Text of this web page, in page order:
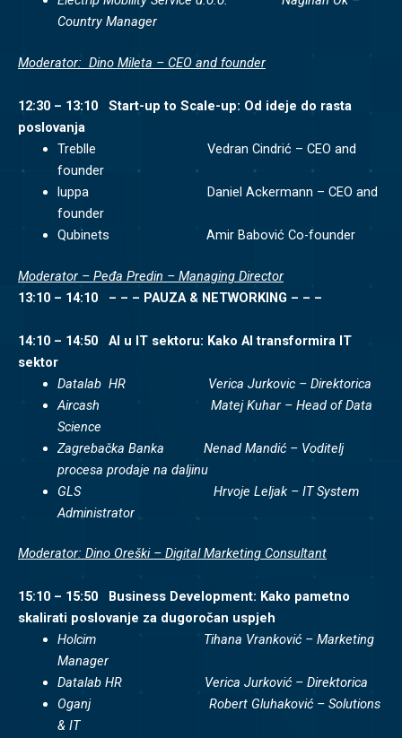
Country Manager
Moderator: Dino Mileta – CEO and founder
12:30 – 13:10 Start-up to Scale-up: Od ideje do rasta
poslovanja
Treblle Vedran Cindrić – CEO and
founder
luppa Daniel Ackermann – CEO and
founder
Qubinets Amir Babović Co-founder
Moderator – Peđa Predin – Managing Director
13:10 – 14:10 – – – PAUZA & NETWORKING – – –
14:10 – 14:50 AI u IT sektoru: Kako AI transformira IT
sektor
Datalab HR Verica Jurkovic – Direktorica
Aircash Matej Kuhar – Head of Data
Science
Zagrebačka Banka Nenad Mandić – Voditelj
procesa prodaje na daljinu
GLS Hrvoje Leljak – IT System
Administrator
Moderator: Dino Oreški – Digital Marketing Consultant
15:10 – 15:50 Business Development: Kako pametno
skalirati poslovanje za dugoročan uspjeh
Holcim Tihana Vranković – Marketing
Manager
Datalab HR Verica Jurković – Direktorica
Oganj Robert Gluhaković – Solutions
& IT